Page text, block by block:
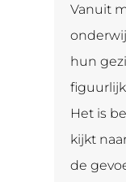
Vanuit
hun
Het is
kijkt
de